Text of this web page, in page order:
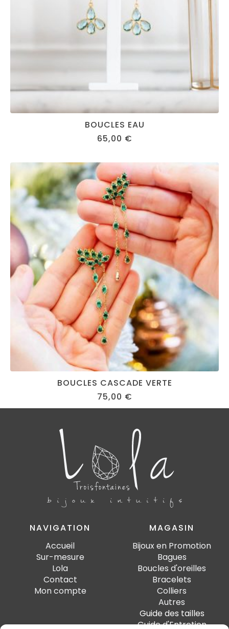
BOUCLES EAU
65,00 €
BOUCLES CASCADE VERTE
75,00 €
NAVIGATION
Accueil
Sur-mesure
Lola
Contact
Mon compte
MAGASIN
Bijoux en Promotion
Bagues
Boucles d'oreilles
Bracelets
Colliers
Autres
Guide des tailles
Guide d'Entretien